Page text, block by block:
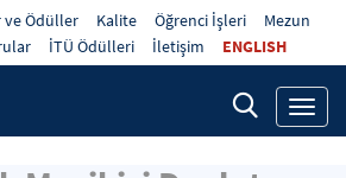
ve Ödüller Kalite Öğrenci İşleri
Mezun
İTÜ Ödülleri İletişim ENGLISH